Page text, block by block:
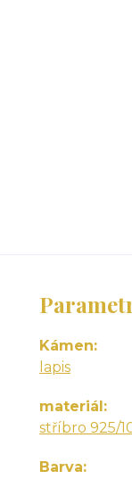
Kámen
lapis
materiál
stříbro 925/
Barva